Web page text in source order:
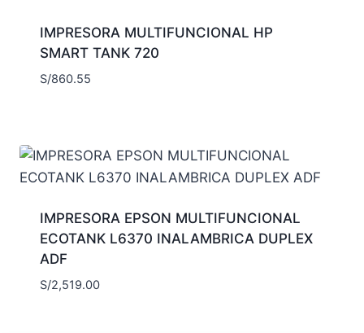
IMPRESORA MULTIFUNCIONAL HP
SMART TANK 720
S/860.55
IMPRESORA EPSON MULTIFUNCIONAL
ECOTANK L6370 INALAMBRICA DUPLEX
ADF
S/2,519.00